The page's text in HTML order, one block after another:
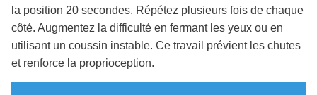
la position 20 secondes. Répétez plusieurs fois de chaque
côté. Augmentez la difficulté en fermant les yeux ou en
utilisant un coussin instable. Ce travail prévient les chutes
et renforce la proprioception.